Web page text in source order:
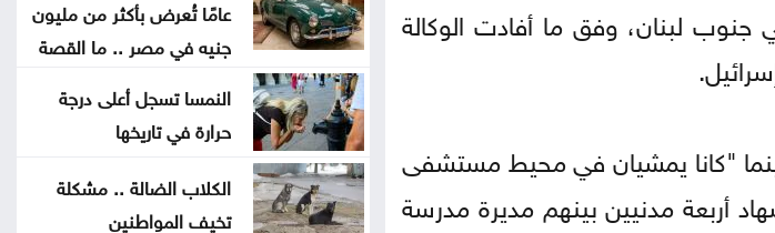
جنوب لبنان، وفق ما أفادت الوكالة
"كانا يمشيان في محيط مستشفى
أربعة مدنيين بينهم مديرة مدرسة
البرلمان العربي يدين تفجيرًا إرهابيًا
استهدف حافلة ركاب بريف دمشق
واشنطن تضغط على إسرائيل لإقرار
هدنة في غزة
عامًا تُعرض بأكثر من مليون
جنيه في مصر .. ما القصة
النمسا تسجل أعلى درجة
حرارة في تاريخها
الكلاب الضالة .. مشكلة
تخيف المواطنين